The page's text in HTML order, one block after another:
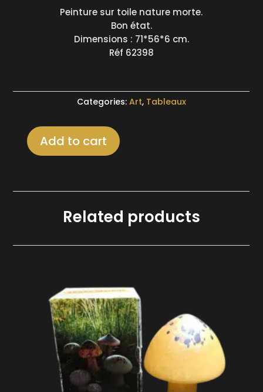
Peinture sur toile nature morte.
Bon état.
Dimensions : 71*56*6 cm.
Réf 62398
Categories: Art, Tableaux
PeintureAdd to cart
Related products